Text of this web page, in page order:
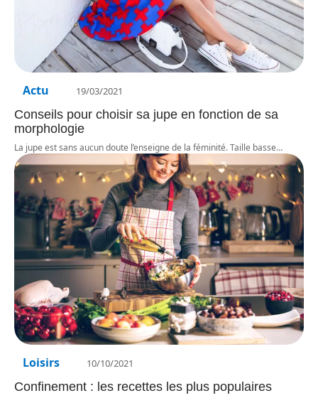
Actu 19/03/2021
Conseils pour choisir sa jupe en fonction de sa
morphologie
La jupe est sans aucun doute l’enseigne de la féminité. Taille basse…
Loisirs 10/10/2021
Confinement : les recettes les plus populaires